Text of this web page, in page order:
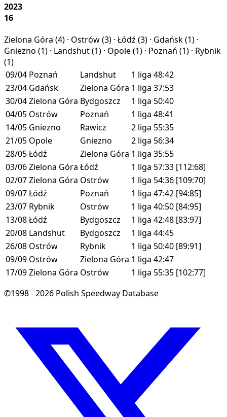
2023
16
Zielona Góra (4) · Ostrów (3) · Łódź (3) · Gdańsk (1) ·
Gniezno (1) · Landshut (1) · Opole (1) · Poznań (1) · Rybnik
(1)
09/04 Poznań Landshut 1 liga 48:42
23/04 Gdańsk Zielona Góra 1 liga 37:53
30/04Zielona Góra Bydgoszcz 1 liga 50:40
04/05 Ostrów Poznań 1 liga 48:41
14/05 Gniezno Rawicz 2 liga 55:35
21/05 Opole Gniezno 2 liga 56:34
28/05Łódź Zielona Góra 1 liga 35:55
03/06Zielona Góra Łódź 1 liga 57:33 [112:68]
02/07Zielona Góra Ostrów 1 liga 54:36 [109:70]
09/07Łódź Poznań 1 liga 47:42 [94:85]
23/07 Rybnik Ostrów 1 liga 40:50 [84:95]
13/08Łódź Bydgoszcz 1 liga 42:48 [83:97]
20/08 Landshut Bydgoszcz 1 liga 44:45
26/08 Ostrów Rybnik 1 liga 50:40 [89:91]
09/09 Ostrów Zielona Góra 1 liga 42:47
17/09Zielona Góra Ostrów 1 liga 55:35 [102:77]
©1998 - 2026 Polish Speedway Database